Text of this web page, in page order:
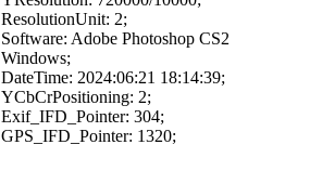
ResolutionUnit: 2;
Software: Adobe Photoshop CS2
Windows;
DateTime: 2024:06:21 18:14:39;
YCbCrPositioning: 2;
Exif_IFD_Pointer: 304;
GPS_IFD_Pointer: 1320;